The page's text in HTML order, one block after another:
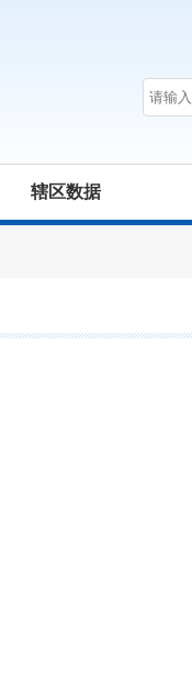
辖区数据